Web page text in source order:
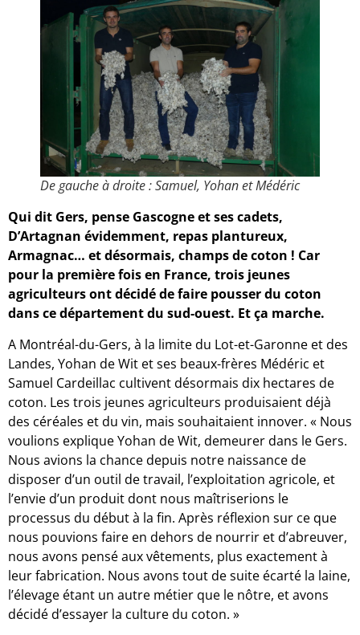
De gauche à droite : Samuel, Yohan et Médéric
Qui dit Gers, pense Gascogne et ses cadets,
D’Artagnan évidemment, repas plantureux,
Armagnac… et désormais, champs de coton ! Car
pour la première fois en France, trois jeunes
agriculteurs ont décidé de faire pousser du coton
dans ce département du sud-ouest. Et ça marche.
A Montréal-du-Gers, à la limite du Lot-et-Garonne et des
Landes, Yohan de Wit et ses beaux-frères Médéric et
Samuel Cardeillac cultivent désormais dix hectares de
coton. Les trois jeunes agriculteurs produisaient déjà
des céréales et du vin, mais souhaitaient innover. « Nous
voulions explique Yohan de Wit, demeurer dans le Gers.
Nous avions la chance depuis notre naissance de
disposer d’un outil de travail, l’exploitation agricole, et
l’envie d’un produit dont nous maîtriserions le
processus du début à la fin. Après réflexion sur ce que
nous pouvions faire en dehors de nourrir et d’abreuver,
nous avons pensé aux vêtements, plus exactement à
leur fabrication. Nous avons tout de suite écarté la laine,
l’élevage étant un autre métier que le nôtre, et avons
décidé d’essayer la culture du coton. »